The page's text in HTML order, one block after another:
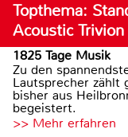
Topthema:
Acoustic Trivion
1825 Tage Musik
Zu den
Lautsprecher zählt
bisher aus
begeistert.
>> Mehr erfahren